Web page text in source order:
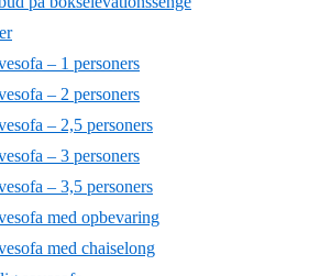
– 1 personers
– 2 personers
– 2,5 personers
– 3 personers
– 3,5 personers
med opbevaring
med chaiselong